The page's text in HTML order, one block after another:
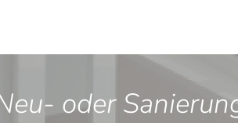
oder